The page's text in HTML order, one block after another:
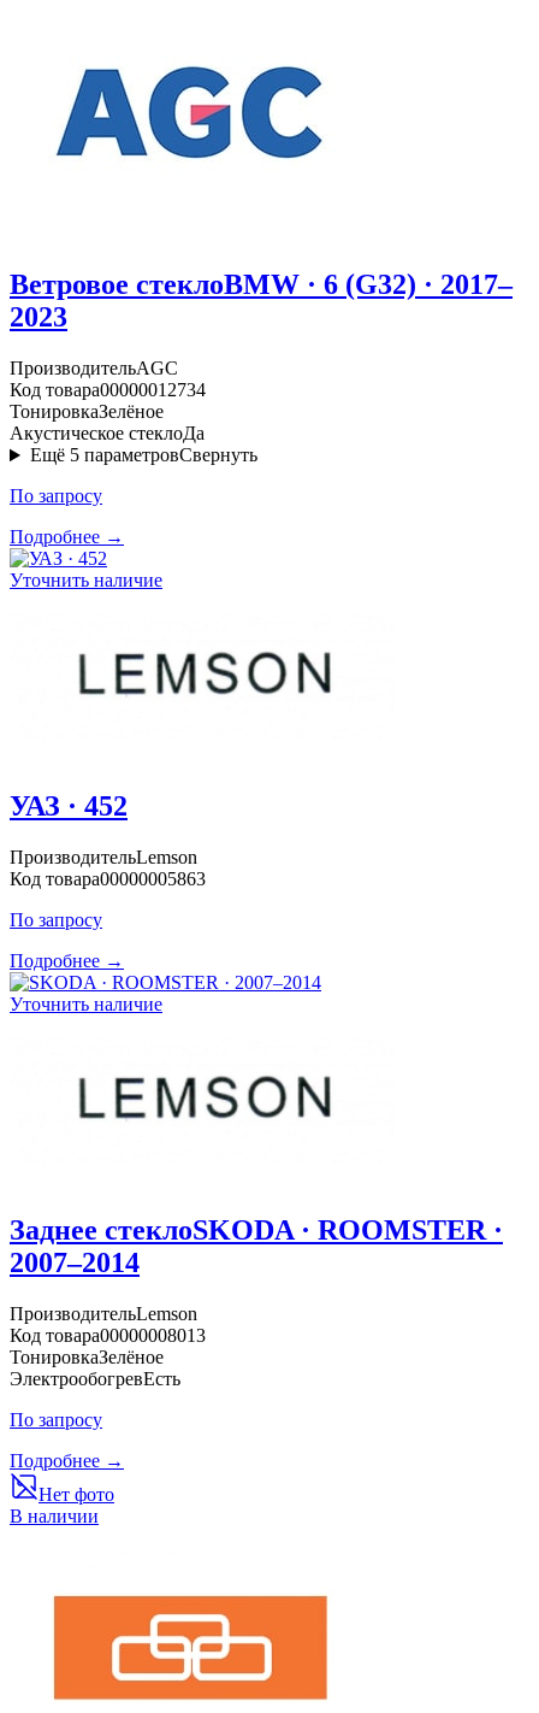
Ветровое стеклоBMW · 6 (G32) · 2017–
2023
ПроизводительAGC
Код товара00000012734
ТонировкаЗелёное
Акустическое стеклоДа
Ещё 5 параметровСвернуть
По запросу
Подробнее →
Уточнить наличие
УАЗ · 452
ПроизводительLemson
Код товара00000005863
По запросу
Подробнее →
Уточнить наличие
Заднее стеклоSKODA · ROOMSTER ·
2007–2014
ПроизводительLemson
Код товара00000008013
ТонировкаЗелёное
ЭлектрообогревЕсть
По запросу
Подробнее →
Нет фото
В наличии